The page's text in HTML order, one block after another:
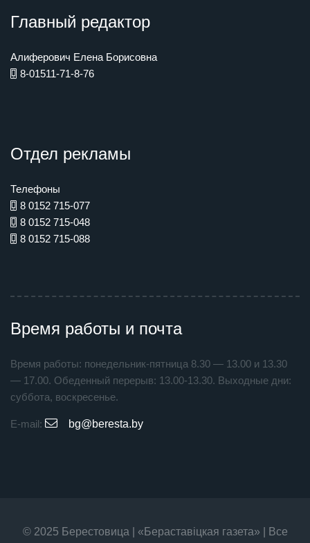
Главный редактор
Алиферович Елена Борисовна
8-01511-71-8-76
Отдел рекламы
Телефоны
8 0152 715-077
8 0152 715-048
8 0152 715-088
Время работы и почта
Время работы: понедельник-пятница 8.30 — 13.00 и 13.30
— 17.00. Обеденный перерыв: 13.00-13.30. Выходные дни:
суббота, воскресенье.
E-mail: bg@beresta.by
© 2025 Берестовица | «Бераставiцкая газета» | Все